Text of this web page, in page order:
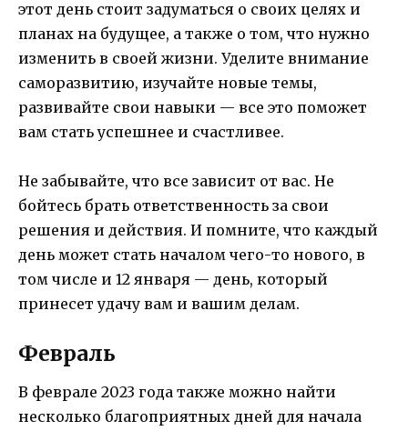
этот день стоит задуматься о своих целях и
планах на будущее, а также о том, что нужно
изменить в своей жизни. Уделите внимание
саморазвитию, изучайте новые темы,
развивайте свои навыки — все это поможет
вам стать успешнее и счастливее.
Не забывайте, что все зависит от вас. Не
бойтесь брать ответственность за свои
решения и действия. И помните, что каждый
день может стать началом чего-то нового, в
том числе и 12 января — день, который
принесет удачу вам и вашим делам.
Февраль
В феврале 2023 года также можно найти
несколько благоприятных дней для начала